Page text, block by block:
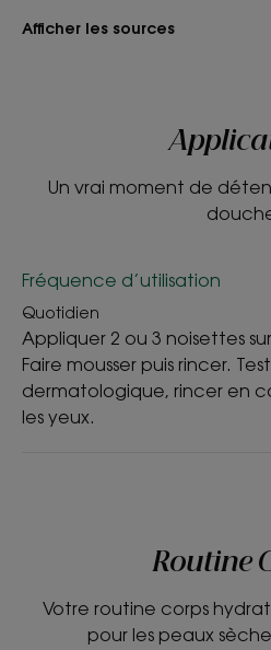
Afficher les sources
Un vrai moment de
Fréquence d’utilisation
Quotidien
Appliquer 2 ou 3 noisettes
Faire mousser puis rincer.
dermatologique, rincer en
les yeux.
Routine
Votre routine corps
pour les peaux